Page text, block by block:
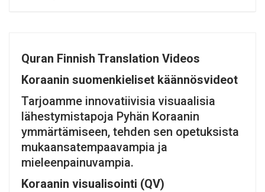
Quran Finnish Translation Videos
Koraanin suomenkieliset käännösvideot
Tarjoamme innovatiivisia visuaalisia
lähestymistapoja Pyhän Koraanin
ymmärtämiseen, tehden sen opetuksista
mukaansatempaavampia ja
mieleenpainuvampia.
Koraanin visualisointi (QV)